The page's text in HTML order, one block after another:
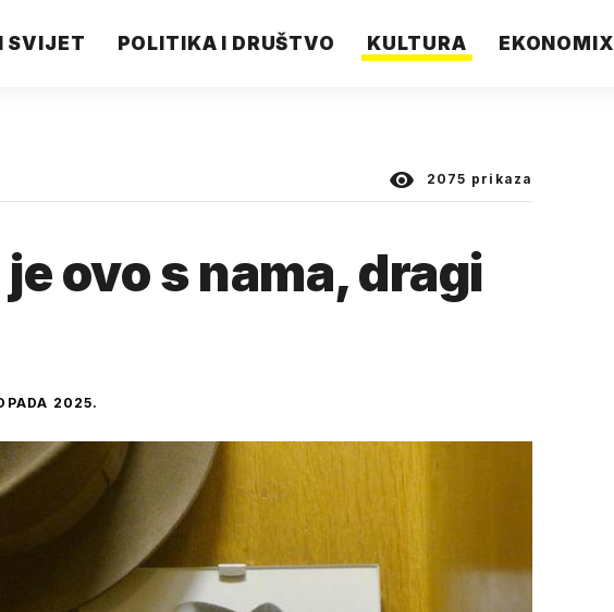
SVIJET POLITIKA I DRUŠTVO KULTURA EKONOMIX
2075 prikaza
ovo s nama, dragi
2025.